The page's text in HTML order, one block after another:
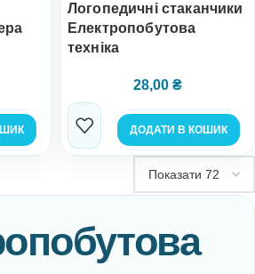
Логопедичні стаканчики
Електропобутова
техніка
28,00 ₴
ДОДАТИ В КОШИК